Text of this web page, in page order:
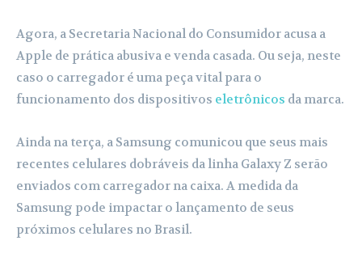
Agora, a Secretaria Nacional do Consumidor acusa a
Apple de prática abusiva e venda casada. Ou seja, neste
caso o carregador é uma peça vital para o
funcionamento dos dispositivos eletrônicos da marca.
Ainda na terça, a Samsung comunicou que seus mais
recentes celulares dobráveis da linha Galaxy Z serão
enviados com carregador na caixa. A medida da
Samsung pode impactar o lançamento de seus
próximos celulares no Brasil.